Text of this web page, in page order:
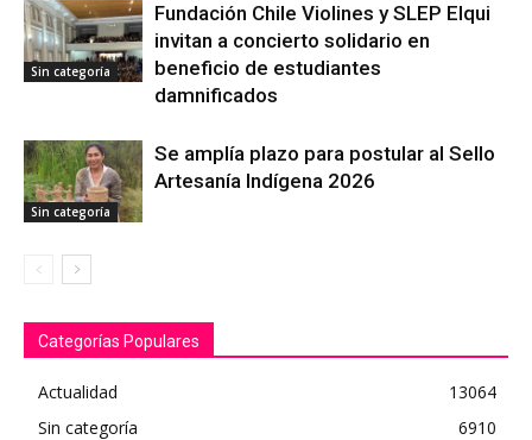
Sin categoría
Fundación Chile Violines y SLEP Elqui
invitan a concierto solidario en
beneficio de estudiantes
damnificados
Sin categoría
Se amplía plazo para postular al Sello
Artesanía Indígena 2026
Categorías Populares
Actualidad
13064
Sin categoría
6910